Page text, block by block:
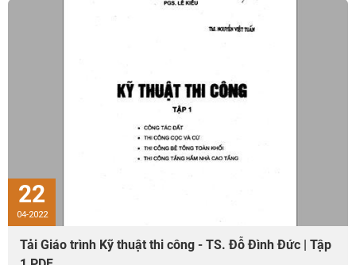
22
04-2022
Tải Giáo trình Kỹ thuật thi công - TS. Đỗ Đình Đức | Tập